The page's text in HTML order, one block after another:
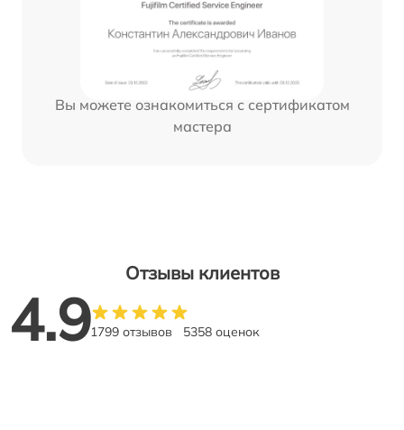
Вы можете ознакомиться с сертификатом
мастера
Отзывы клиентов
4.91799 отзывов 5358 оценок